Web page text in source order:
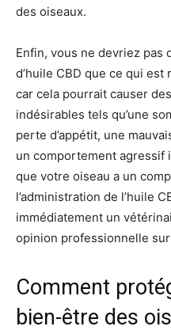
des oiseaux.
Enfin, vous ne devriez pas
d’huile CBD que ce qui
car cela pourrait causer
indésirables tels qu’une
perte d’appétit, une
un comportement agressif
que votre oiseau a un
l’administration de l’huile
immédiatement un
opinion professionnelle
Comment
bien-être des